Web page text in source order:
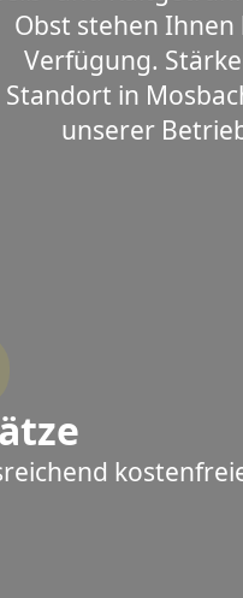
Obst stehen
Verfügung.
Standort in
unserer